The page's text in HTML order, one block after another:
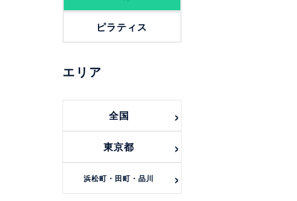
ピラティス
エリア
全国
東京都
浜松町・田町・品川